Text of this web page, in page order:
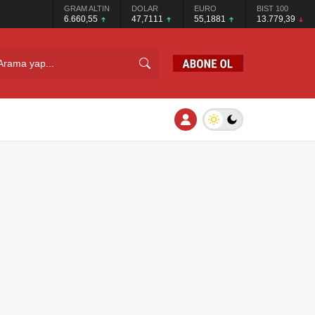
GRAM ALTIN
6.660,55
DOLAR
47,7111
EURO
55,1881
BIST 100
13.779,39